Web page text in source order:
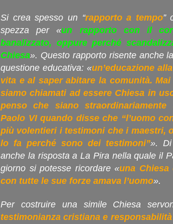
Si crea spesso un “rapporto a tempo”
spezza per «un rapporto con il
banalizzato, oppure perché
Chiesa». Questo rapporto risente anche
questione educativa: «un’educazione
vita e al saper abitare la comunità.
siamo chiamati ad essere Chiesa in
penso che siano
Paolo VI quando disse che “l’uomo
più volentieri i testimoni che i maestri,
lo fa perché sono dei testimoni”». Di
anche la risposta a La Pira nella quale il
giorno si potesse ricordare «una
con tutte le sue forze amava l’uomo».
Per costruire una simile Chiesa
testimonianza cristiana e